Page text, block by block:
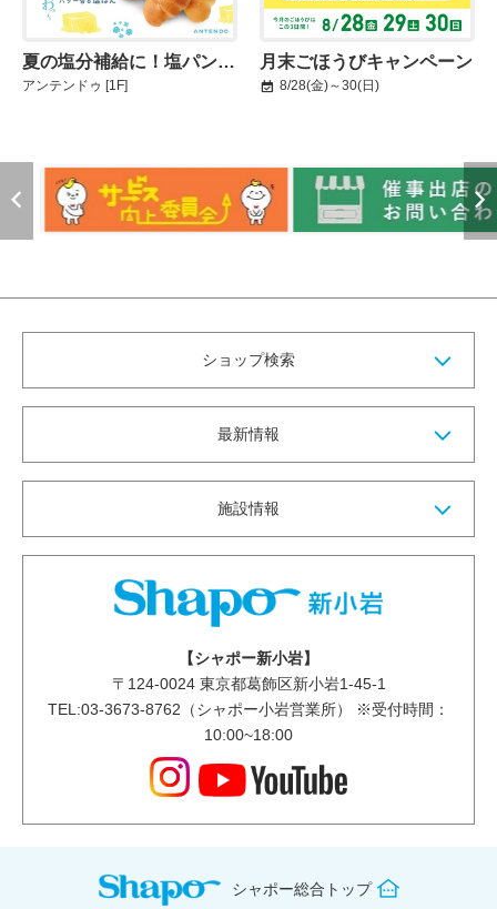
夏の塩分補給に！塩パンフェア開催中！
アンテンドゥ [1F]
月末ごほうびキャンペーン
8/28(金)～30(日)
ショップ検索
最新情報
施設情報
【シャポー新小岩】
〒 124-0024東京都葛飾区新小岩1-45-1
TEL:03-3673-8762（シャポー小岩営業所） ※受付時間：
10:00~18:00
シャポー総合トップ